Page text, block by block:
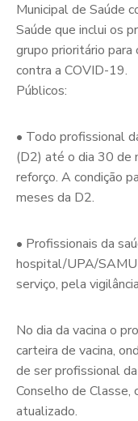
Municipal de Saúde
Saúde que inclui os
grupo prioritário para
contra a COVID-19.
Públicos:
• Todo profissional
(D2) até o dia 30 de
reforço. A condição
meses da D2.
• Profissionais da
hospital/UPA/SAMU
serviço, pela
No dia da vacina o
carteira de vacina,
de ser profissional
Conselho de Classe,
atualizado.